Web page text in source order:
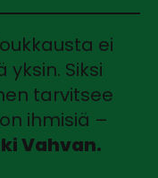
ei
Siksi
tarvitsee
ihmisiä –
Vahvan.